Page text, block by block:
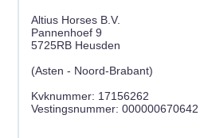
Altius Horses B.V.
Pannenhoef 9
5725RB Heusden
(Asten - Noord-Brabant)
Kvknummer: 17156262